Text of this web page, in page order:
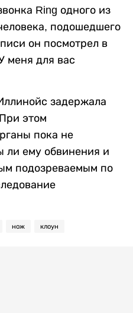
Ring одного из
подошедшего
он посмотрел в
меня для вас
задержала
этом
пока не
ли ему обвинения и
подозреваемым по
нож клоун